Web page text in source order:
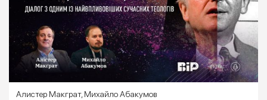
Алистер Макграт,Михайло Абакумов